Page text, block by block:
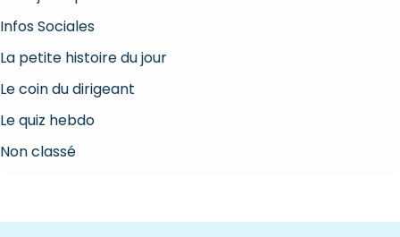
Infos Sociales
La petite histoire du jour
Le coin du dirigeant
Le quiz hebdo
Non classé